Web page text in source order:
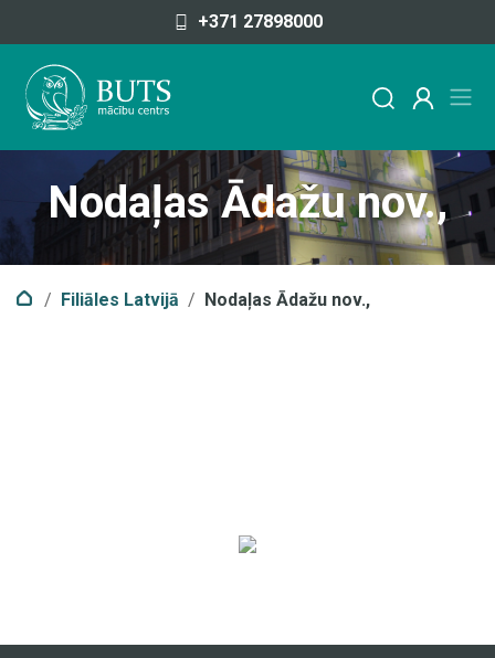
+371 27898000
NodaļasĀdažu nov.,
Filiāles Latvijā Nodaļas Ādažu nov.,